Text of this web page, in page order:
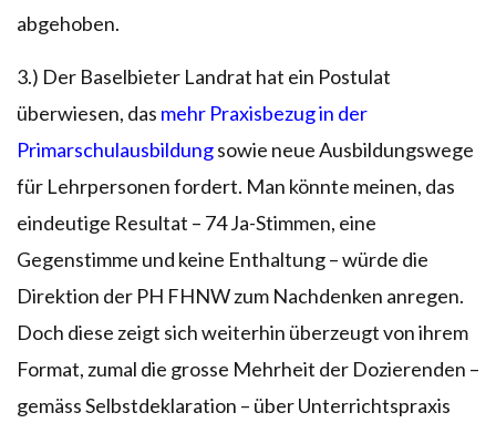
abgehoben.
3.) Der Baselbieter Landrat hat ein Postulat
überwiesen, das mehr Praxisbezug in der
Primarschulausbildungsowie neue Ausbildungswege
für Lehrpersonen fordert. Man könnte meinen, das
eindeutige Resultat – 74 Ja-Stimmen, eine
Gegenstimme und keine Enthaltung – würde die
Direktion der PH FHNW zum Nachdenken anregen.
Doch diese zeigt sich weiterhin überzeugt von ihrem
Format, zumal die grosse Mehrheit der Dozierenden –
gemäss Selbstdeklaration – über Unterrichtspraxis